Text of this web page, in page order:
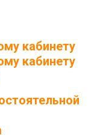
кабинету
кабинету